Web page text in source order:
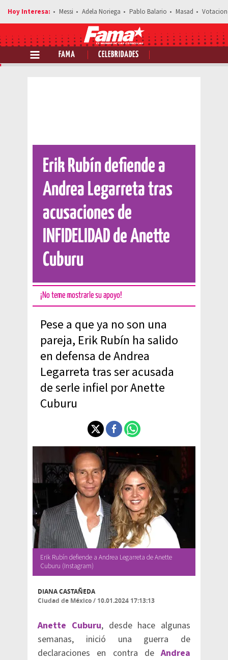
Messi Adela Noriega Pablo Balario Masad
FAMA CELEBRIDADES
Comparte esta noticia
Erik Rubín defiende a
Andrea Legarreta tras
acusaciones de
INFIDELIDAD de Anette
Cuburu
¡No teme mostrarle su apoyo!
Pese a que ya no son una
pareja, Erik Rubín ha salido
en defensa de Andrea
Legarreta tras ser acusada
de serle infiel por Anette
Cuburu
Erik Rubín defiende a Andrea Legarreta de Anette
Cuburu (Instagram)
DIANA CASTAÑEDA
Ciudad de México/ 10.01.2024 17:13:13
Anette Cuburu, desde hace algunas
semanas, inició una guerra de
declaraciones en contra deAndrea